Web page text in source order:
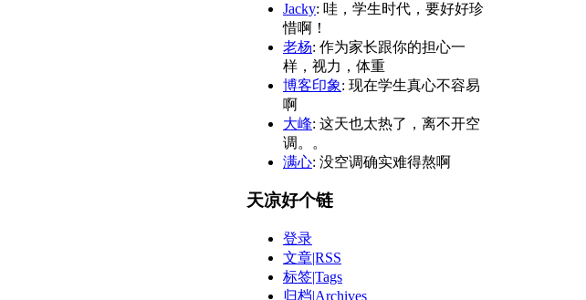
Jacky: 哇，学生时代，要好好珍
惜啊！
老杨: 作为家长跟你的担心一
样，视力，体重
博客印象: 现在学生真心不容易
啊
大峰: 这天也太热了，离不开空
调。。
满心: 没空调确实难得熬啊
天凉好个链
登录
文章|RSS
标签|Tags
归档|Archives